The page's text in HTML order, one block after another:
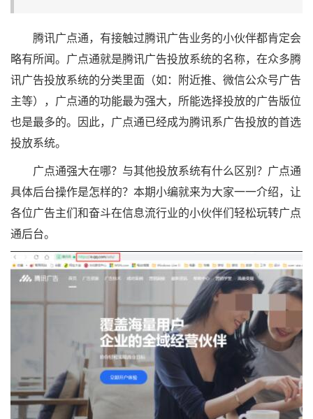
腾讯广点通，有接触过腾讯广告业务的小伙伴都肯定会
略有所闻。广点通就是腾讯广告投放系统的名称，在众多腾
讯广告投放系统的分类里面（如：附近推、微信公众号广告
主等），广点通的功能最为强大，所能选择投放的广告版位
也是最多的。因此，广点通已经成为腾讯系广告投放的首选
投放系统。
广点通强大在哪？与其他投放系统有什么区别？广点通
具体后台操作是怎样的？本期小编就来为大家一一介绍，让
各位广告主们和奋斗在信息流行业的小伙伴们轻松玩转广点
通后台。